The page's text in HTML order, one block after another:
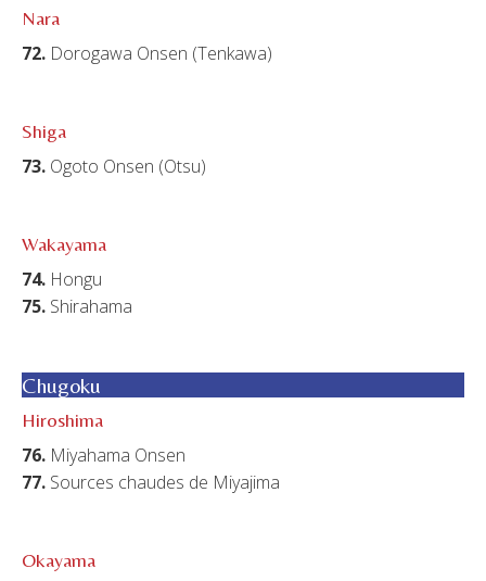
Nara
72. Dorogawa Onsen (Tenkawa)
Shiga
73. Ogoto Onsen (Otsu)
Wakayama
74. Hongu
75. Shirahama
Chugoku
Hiroshima
76. Miyahama Onsen
77. Sources chaudes de Miyajima
Okayama